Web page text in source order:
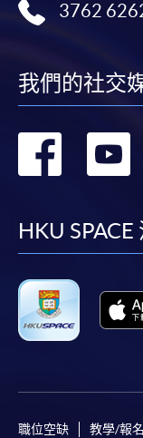
3762
我們的社交
轉
HKU
職位空缺 教學/報